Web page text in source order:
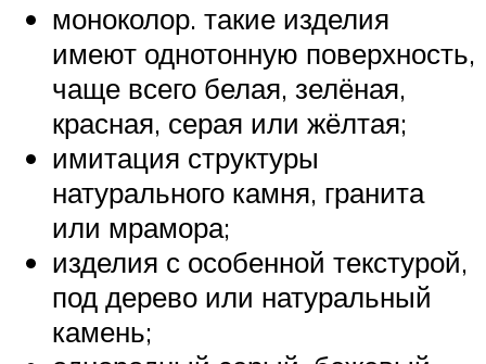
моноколор. такие изделия
имеют однотонную поверхность,
чаще всего белая, зелёная,
красная, серая или жёлтая;
имитация структуры
натурального камня, гранита
или мрамора;
изделия с особенной текстурой,
под дерево или натуральный
камень;